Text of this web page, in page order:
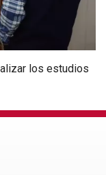
los estudios